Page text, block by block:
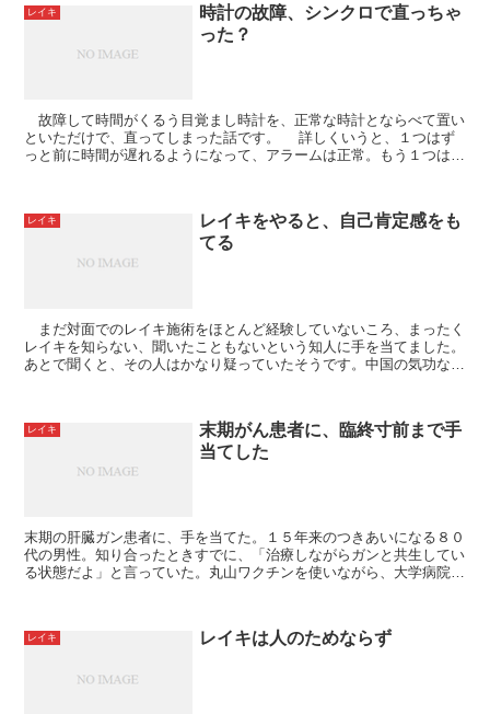
レイキ
時計の故障、シンクロで直っちゃ
った？
故障して時間がくるう目覚まし時計を、正常な時計とならべて置い
といただけで、直ってしまった話です。 詳しくいうと、１つはず
っと前に時間が遅れるようになって、アラームは正常。もう１つはア
レイキ
レイキをやると、自己肯定感をも
てる
まだ対面でのレイキ施術をほとんど経験していないころ、まったく
レイキを知らない、聞いたこともないという知人に手を当てました。
あとで聞くと、その人はかなり疑っていたそうです。中国の気功なら
レイキ
末期がん患者に、臨終寸前まで手
当てした
末期の肝臓ガン患者に、手を当てた。１５年来のつきあいになる８０
代の男性。知り合ったときすでに、「治療しながらガンと共生してい
る状態だよ」と言っていた。丸山ワクチンを使いながら、大学病院に
レイキ レイキは人のためならず